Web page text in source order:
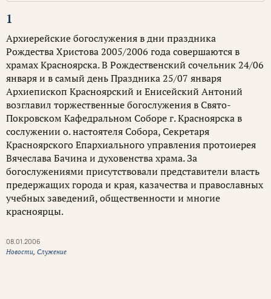
1
Архиерейские богослужения в дни праздника
Рождества Христова 2005/2006 года совершаются в
храмах Красноярска. В Рождественский сочельник 24/06
января и в самый день Праздника 25/07 января
Архиепископ Красноярский и Енисейский Антоний
возглавил торжественные богослужения в Свято-
Покровском Кафедральном Соборе г. Красноярска в
сослужении о. настоятеля Собора, Секретаря
Красноярского Епархиального управления протоиерея
Вячеслава Бачина и духовенства храма. За
богослужениями присутствовали представители власть
предержащих города и края, казачества и православных
учебных заведений, общественности и многие
красноярцы.
08.01.2006
Новости, Служение